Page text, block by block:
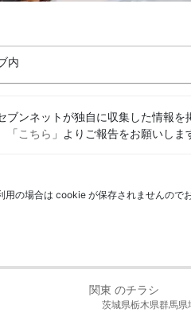
内
ンネットが独自に収集した情報
「こちら 」よりご報告をお願いしま
の場合は cookie が保存されませんので
関東 のチラシ
茨城県栃木県群馬県